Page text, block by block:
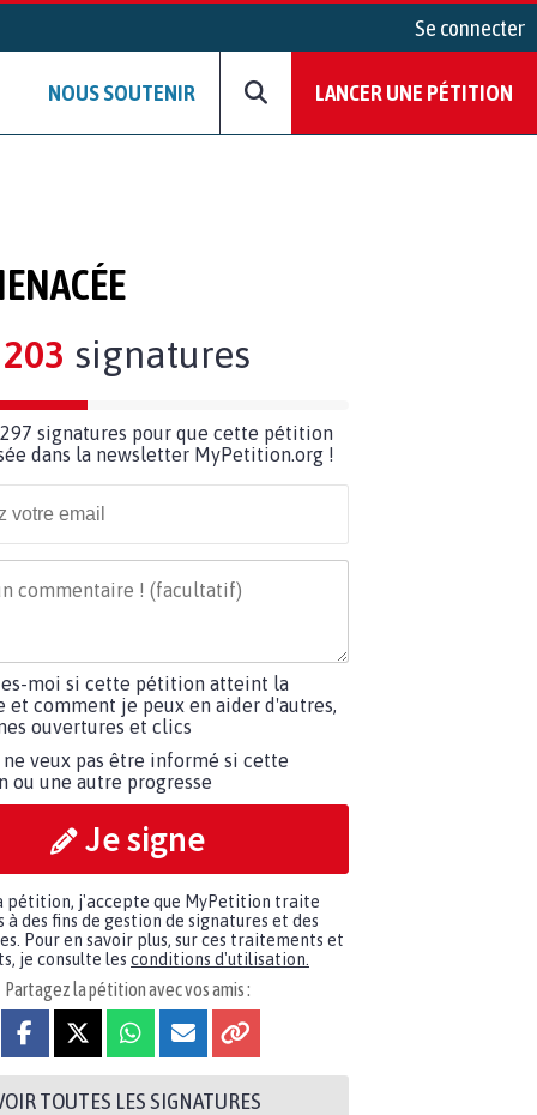
Se connecter
NOUS SOUTENIR LANCER UNE PÉTITION
203 signatures
signatures pour que cette pétition
dans la newsletter MyPetition.org !
moi si cette pétition atteint la
et comment je peux en aider d'autres,
ouvertures et clics
ne veux pas être informé si cette
ou une autre progresse
Je signe
pétition, j'accepte que MyPetition traite
à des fins de gestion de signatures et des
Pour en savoir plus, sur ces traitements et
je consulte les conditions d'utilisation.
Partagez la pétition avec vos amis :
TOUTES LES SIGNATURES